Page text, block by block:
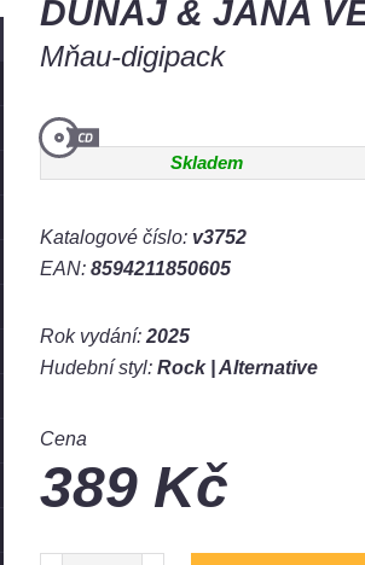
DUNAJ & JANA
Mňau-digipack
Skladem
Katalogové číslo: v3752
EAN:8594211850605
Rok vydání:2025
Hudební styl:Rock | Alternative
Cena
389 Kč